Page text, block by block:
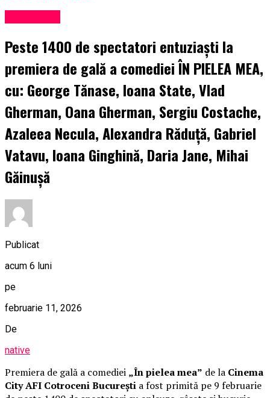
Peste 1400 de spectatori entuziaști la
premiera de gală a comediei ÎN PIELEA MEA,
cu: George Tănase, Ioana State, Vlad
Gherman, Oana Gherman, Sergiu Costache,
Azaleea Necula, Alexandra Răduță, Gabriel
Vatavu, Ioana Ginghină, Daria Jane, Mihai
Găinușă
Publicat
acum 6 luni
pe
februarie 11, 2026
De
native
Premiera de gală a comediei „În pielea mea” de la Cinema
City AFI Cotroceni București a fost primită pe 9 februarie